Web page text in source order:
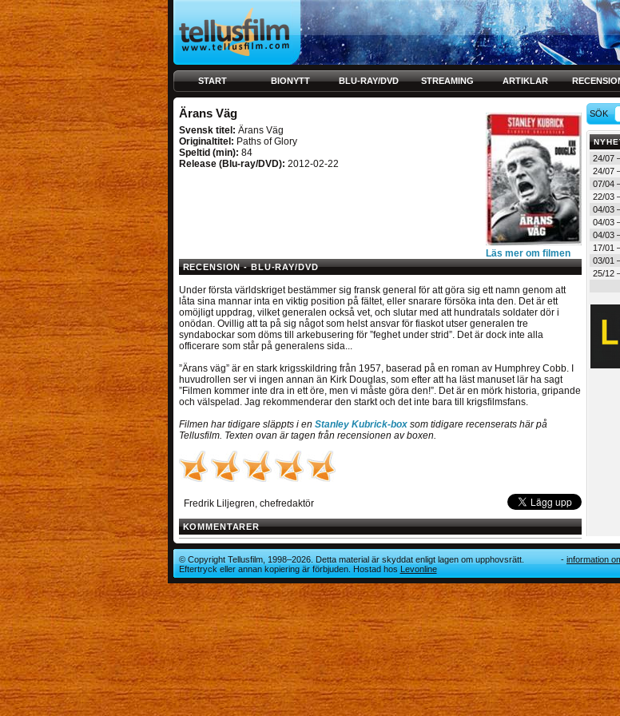
START BIONYTT BLU-RAY/DVD STREAMING ARTIKLAR
Ärans Väg
Läs mer om filmen
Svensk titel: Ärans Väg
Originaltitel: Paths of Glory
Speltid (min): 84
Release (Blu-ray/DVD): 2012-02-22
RECENSION - BLU-RAY/DVD
Under första världskriget bestämmer sig fransk general för att göra sig ett namn genom att
låta sina mannar inta en viktig position på fältet, eller snarare försöka inta den. Det är ett
omöjligt uppdrag, vilket generalen också vet, och slutar med att hundratals soldater dör i
onödan. Ovillig att ta på sig något som helst ansvar för fiaskot utser generalen tre
syndabockar som döms till arkebusering för ”feghet under strid”. Det är dock inte alla
officerare som står på generalens sida...
”Ärans väg” är en stark krigsskildring från 1957, baserad på en roman av Humphrey Cobb. I
huvudrollen ser vi ingen annan än Kirk Douglas, som efter att ha läst manuset lär ha sagt
”Filmen kommer inte dra in ett öre, men vi måste göra den!”. Det är en mörk historia, gripande
och välspelad. Jag rekommenderar den starkt och det inte bara till krigsfilmsfans.
Filmen har tidigare släppts i en Stanley Kubrick-boxsom tidigare recenserats här på
Tellusfilm. Texten ovan är tagen från recensionen av boxen.
Fredrik Liljegren, chefredaktör
KOMMENTARER
SÖK
24/07
24/07
07/04
22/03
04/03
04/03
04/03
17/01
03/01
25/12
© Copyright Tellusfilm, 1998–2026. Detta material är skyddat enligt lagen om upphovsrätt.
Eftertryck eller annan kopiering är förbjuden. Hostad hos
Levonline
information